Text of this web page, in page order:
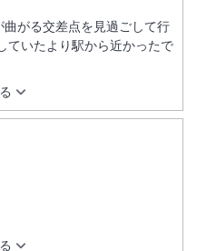
がる交差点を見過ごして行
ていたより駅から近かったで